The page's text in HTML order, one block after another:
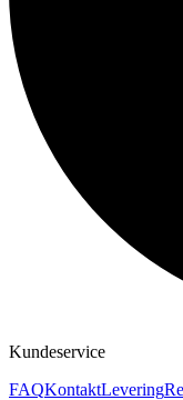
Kundeservice
FAQKontaktLevering